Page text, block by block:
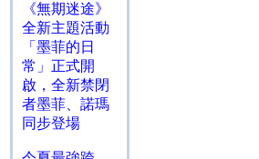
《無期迷途》
全新主題活動
「墨菲的日
常」正式開
啟，全新禁閉
者墨菲、諾瑪
同步登場